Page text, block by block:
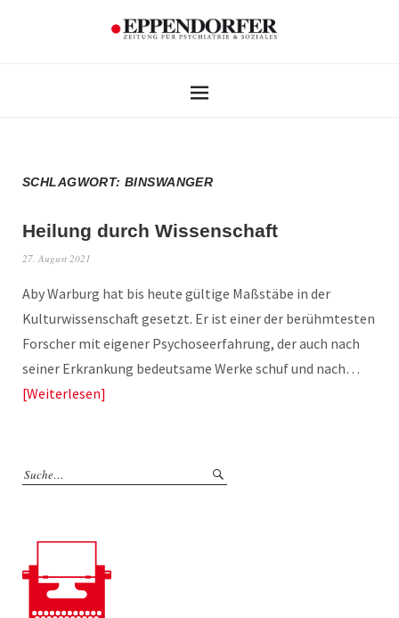
SCHLAGWORT:BINSWANGER
Heilung durch Wissenschaft
27. August 2021
Aby Warburg hat bis heute gültige Maßstäbe in der
Kulturwissenschaft gesetzt. Er ist einer der berühmtesten
Forscher mit eigener Psychoseerfahrung, der auch nach
seiner Erkrankung bedeutsame Werke schuf und nach…
Weiterlesen